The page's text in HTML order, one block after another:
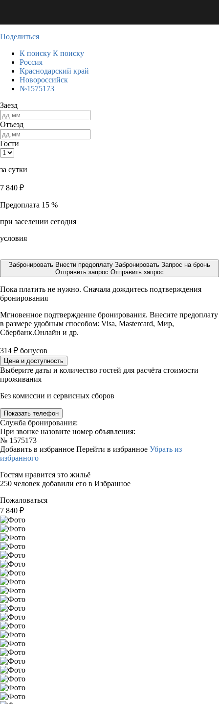
Поделиться
К поиску К поиску
Россия
Краснодарский край
Новороссийск
№1575173
Заезд
Отъезд
Гости
за сутки
7 840 ₽
Предоплата 15 %
при заселении сегодня
условия
Забронировать Внести предоплату Забронировать Запрос на бронь
Отправить запрос Отправить запрос
Пока платить не нужно. Сначала дождитесь подтверждения
бронирования
Мгновенное подтверждение бронирования. Внесите предоплату
в размере удобным способом: Visa, Mastercard, Мир,
Сбербанк.Онлайн и др.
314 ₽ бонусов
Цена и доступность
Выберите даты и количество гостей для расчёта стоимости
проживания
Без комиссии и сервисных сборов
Показать телефон
Служба бронирования:
При звонке назовите номер объявления:
№ 1575173
Добавить в избранное Перейти в избранное Убрать из
избранного
Гостям нравится это жильё
250 человек добавили его в Избранное
Пожаловаться
7 840 ₽